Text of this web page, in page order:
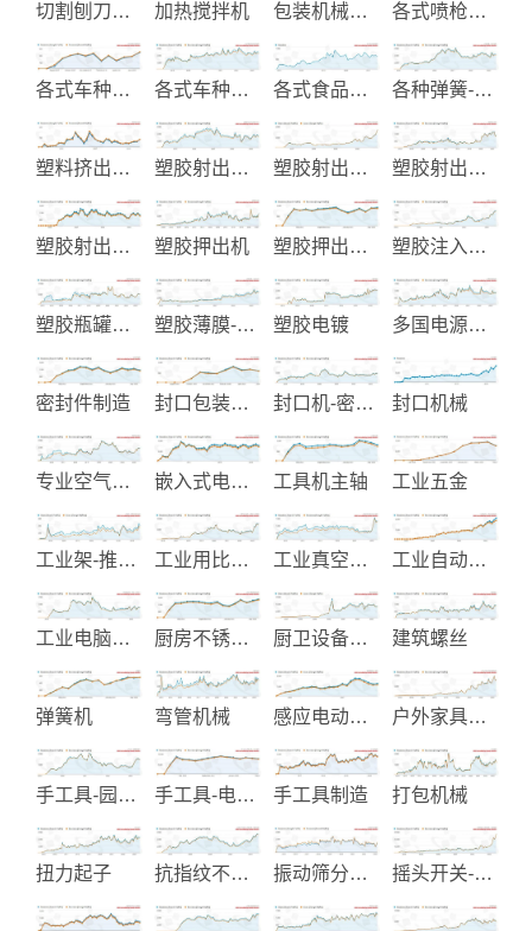
切割刨刀具制造 加热搅拌机 包装机械制造 各式喷枪和压力罐制造
各式车种升降窗配件 各式车种油封设计制造 各式食品包装机械 各种弹簧-弹片制造
塑料挤出设备 塑胶射出和EMS电子代工 塑胶射出成品制造 塑胶射出成型
塑胶射出模具及产品 塑胶押出机 塑胶押出机整厂设备 塑胶注入成型机
塑胶瓶罐射出成型制造 塑胶薄膜-包装材料 塑胶电镀 多国电源线制造
密封件制造 封口包装机械 封口机-密封机 封口机械
专业空气泵浦 嵌入式电脑和工业电脑 工具机主轴 工业五金
工业架-推车和储存设备 工业用比流器-比压器-变压器 工业真空包装和加工机械 工业自动化-电气设备制造
工业电脑机壳-面板-散热片 厨房不锈钢龙头制造 厨卫设备制造 建筑螺丝
弹簧机 弯管机械 感应电动机-马达 户外家具和活动帐篷制造
手工具-园艺用锯子 手工具-电动工具-木工机械 手工具制造 打包机械
扭力起子 抗指纹不锈钢-预涂金属-覆膜金属 振动筛分过滤机 摇头开关-翘板开关-金属开关